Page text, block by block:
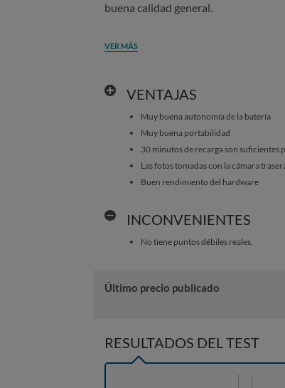
buena calidad general.
VER MÁS
VENTAJAS
Muy buena autonomía de la batería
Muy buena portabilidad
30 minutos de recarga son suficientes
Las fotos tomadas con la cámara
Buen rendimiento del hardware
INCONVENIENTES
No tiene puntos débiles reales.
Último precio publicado
RESULTADOS DEL TEST